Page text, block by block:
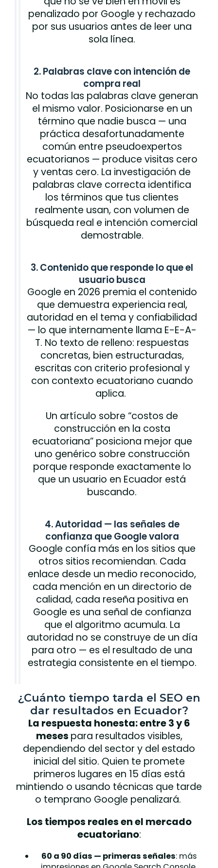
penalizado por Google y rechazado
por sus usuarios antes de leer una
sola línea.
2. Palabras clave con intención de
compra real
No todas las palabras clave generan
el mismo valor. Posicionarse en un
término que nadie busca — una
práctica desafortunadamente
común entre pseudoexpertos
ecuatorianos — produce visitas cero
y ventas cero. La investigación de
palabras clave correcta identifica
los términos que tus clientes
realmente usan, con volumen de
búsqueda real e intención comercial
demostrable.
3. Contenido que responde lo que el
usuario busca
Google en 2026 premia el contenido
que demuestra experiencia real,
autoridad en el tema y confiabilidad
— lo que internamente llama E-E-A-
T. No texto de relleno: respuestas
concretas, bien estructuradas,
escritas con criterio profesional y
con contexto ecuatoriano cuando
aplica.
Un artículo sobre “costos de
construcción en la costa
ecuatoriana” posiciona mejor que
uno genérico sobre construcción
porque responde exactamente lo
que un usuario en Ecuador está
buscando.
4. Autoridad — las señales de
confianza que Google valora
Google confía más en los sitios que
otros sitios recomiendan. Cada
enlace desde un medio reconocido,
cada mención en un directorio de
calidad, cada reseña positiva en
Google es una señal de confianza
que el algoritmo acumula. La
autoridad no se construye de un día
para otro — es el resultado de una
estrategia consistente en el tiempo.
¿Cuánto tiempo tarda el SEO en
dar resultados en Ecuador?
La respuesta honesta: entre 3 y 6
meses para resultados visibles,
dependiendo del sector y del estado
inicial del sitio. Quien te promete
primeros lugares en 15 días está
mintiendo o usando técnicas que tarde
o temprano Google penalizará.
Los tiempos reales en el mercado
ecuatoriano:
60 a 90 días — primeras señales: más